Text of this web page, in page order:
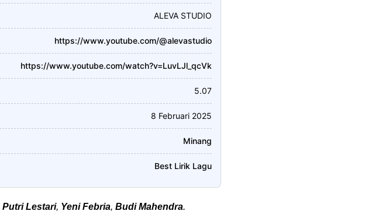
ALEVA STUDIO
https://www.youtube.com/@alevastudio
https://www.youtube.com/watch?v=LuvLJl_qcVk
5.07
8 Februari 2025
Minang
Best Lirik Lagu
Putri Lestari, Yeni Febria, Budi Mahendra.